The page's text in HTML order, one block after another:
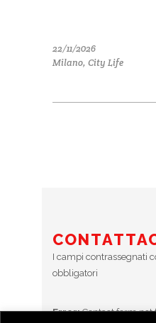
22/11/2026
Milano, City Life
I campi contrassegnati
obbligatori
Error:Contact form not